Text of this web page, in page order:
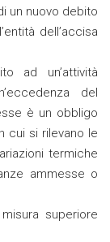
un nuovo debito
dell’accisa
ad un’attività
del
è un obbligo
cui si rilevano le
termiche
ammesse o
superiore